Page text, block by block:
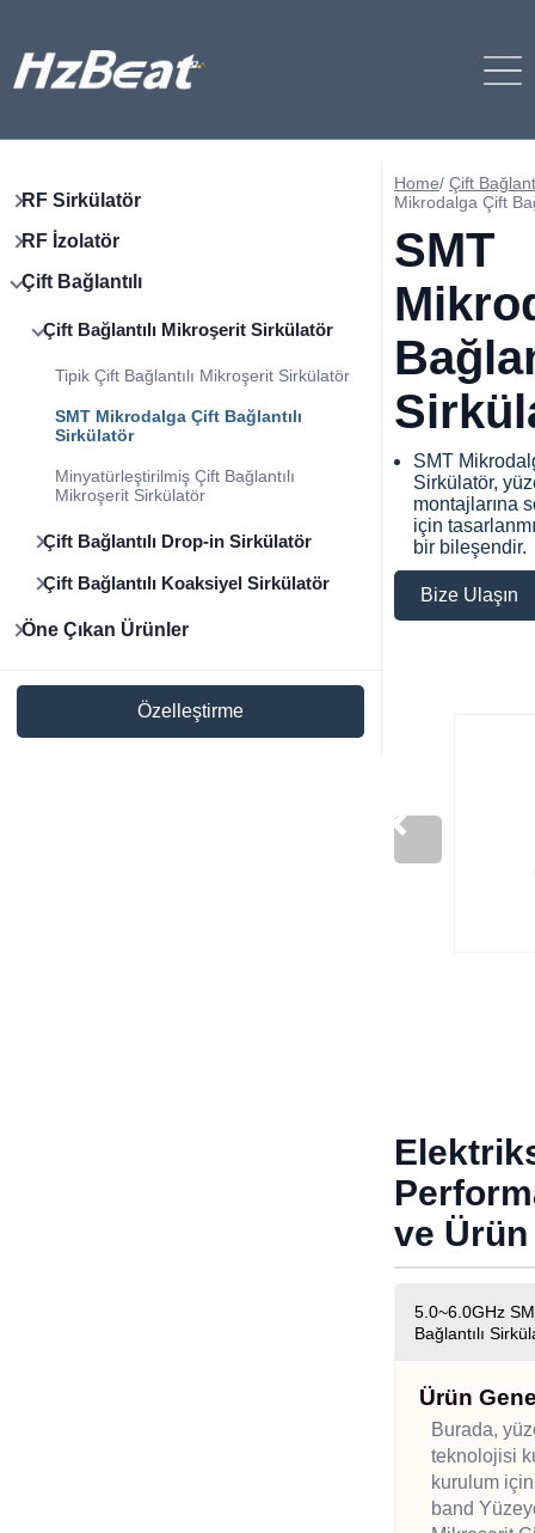
RF Sirkülatör
RF İzolatör
Çift Bağlantılı
Çift Bağlantılı Mikroşerit Sirkülatör
Tipik Çift Bağlantılı Mikroşerit Sirkülatör
SMT Mikrodalga Çift Bağlantılı
Sirkülatör
Minyatürleştirilmiş Çift Bağlantılı
Mikroşerit Sirkülatör
Çift Bağlantılı Drop-in Sirkülatör
Çift Bağlantılı Koaksiyel Sirkülatör
Öne Çıkan Ürünler
Özelleştirme
Home/ Çift
Mikrodalga Çift
SMT
SMT
Sirkülatör,
montajlarına
için
bir bileşendir.
Bize Ulaşın
ve
5.0~6.0GHz
Bağlantılı
Ürün
Burada,
teknolojisi
kurulum
band